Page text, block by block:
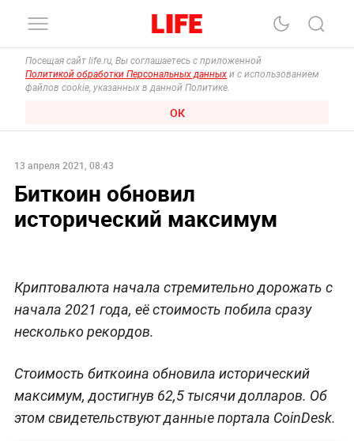
Посещая сайт life.ru, Вы соглашаетесь с приложенной
Политикой обработки Персональных данных и с использованием
файлов cookie, указанных в данной Политике.
ОК
13 апреля 2021, 08:43
Биткоин обновил
исторический максимум
Криптовалюта начала стремительно дорожать с
начала 2021 года, её стоимость побила сразу
несколько рекордов.
Стоимость биткоина обновила исторический
максимум, достигнув 62,5 тысячи долларов. Об
этом свидетельствуют данные портала CoinDesk.